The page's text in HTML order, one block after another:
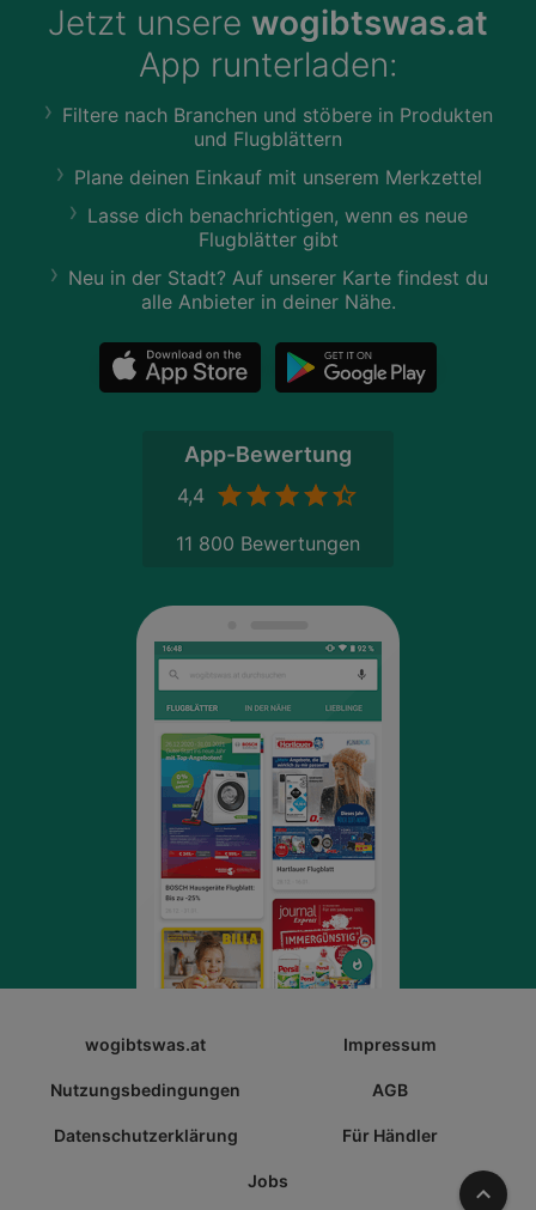
Jetzt unsere wogibtswas.at
App runterladen:
Filtere nach Branchen und stöbere in Produkten
und Flugblättern
Plane deinen Einkauf mit unserem Merkzettel
Lasse dich benachrichtigen, wenn es neue
Flugblätter gibt
Neu in der Stadt? Auf unserer Karte findest du
alle Anbieter in deiner Nähe.
App-Bewertung
4,4
11 800 Bewertungen
wogibtswas.at Impressum
Nutzungsbedingungen AGB
Datenschutzerklärung Für Händler
Jobs Nach